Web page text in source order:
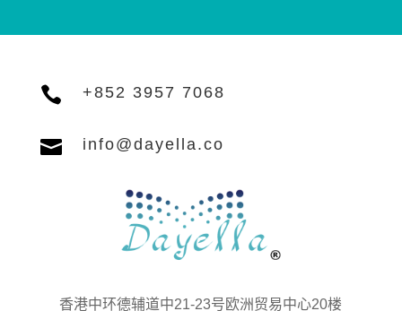
 +852 3957 7068
 info@dayella.co
香港中环德辅道中21-23号欧洲贸易中心20楼